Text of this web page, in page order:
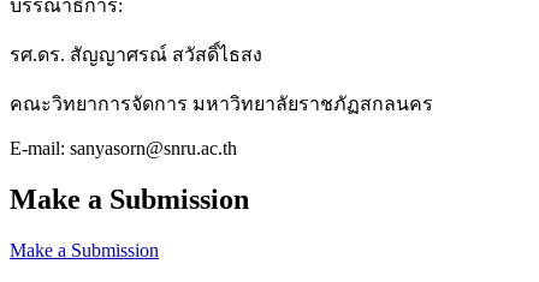
บรรณาธิการ:
รศ.ดร. สัญญาศรณ์ สวัสดิ์ไธสง
คณะวิทยาการจัดการ มหาวิทยาลัยราชภัฏสกลนคร
E-mail: sanyasorn@snru.ac.th
Make a Submission
Make a Submission